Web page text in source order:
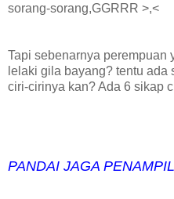
sorang-sorang,GGRRR >,<
Tapi sebenarnya perempuan
lelaki gila bayang? tentu ada
ciri-cirinya kan? Ada 6 sikap
PANDAI JAGA